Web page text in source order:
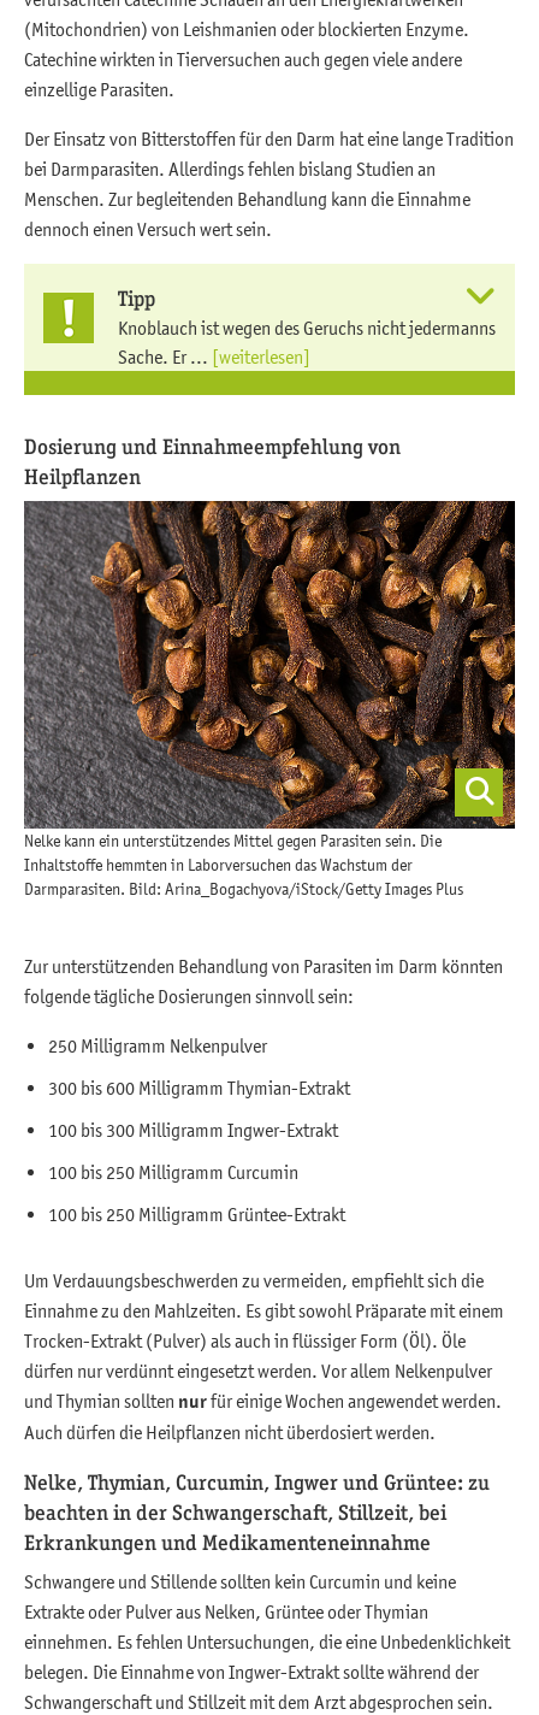
(Mitochondrien) von Leishmanien oder blockierten Enzyme.
Catechine wirkten in Tierversuchen auch gegen viele andere
einzellige Parasiten.
Der Einsatz von Bitterstoffen für den Darm hat eine lange Tradition
bei Darmparasiten. Allerdings fehlen bislang Studien an
Menschen. Zur begleitenden Behandlung kann die Einnahme
dennoch einen Versuch wert sein.
Tipp
Knoblauch ist wegen des Geruchs nicht jedermanns
Sache. Er ... [weiterlesen]
Dosierung und Einnahmeempfehlung von
Heilpflanzen
Nelke kann ein unterstützendes Mittel gegen Parasiten sein. Die
Inhaltstoffe hemmten in Laborversuchen das Wachstum der
Darmparasiten. Bild: Arina_Bogachyova/iStock/Getty Images Plus
Zur unterstützenden Behandlung von Parasiten im Darm könnten
folgende tägliche Dosierungen sinnvoll sein:
250 Milligramm Nelkenpulver
300 bis 600 Milligramm Thymian-Extrakt
100 bis 300 Milligramm Ingwer-Extrakt
100 bis 250 Milligramm Curcumin
100 bis 250 Milligramm Grüntee-Extrakt
Um Verdauungsbeschwerden zu vermeiden, empfiehlt sich die
Einnahme zu den Mahlzeiten. Es gibt sowohl Präparate mit einem
Trocken-Extrakt (Pulver) als auch in flüssiger Form (Öl). Öle
dürfen nur verdünnt eingesetzt werden. Vor allem Nelkenpulver
und Thymian sollten nurfür einige Wochen angewendet werden.
Auch dürfen die Heilpflanzen nicht überdosiert werden.
Nelke, Thymian, Curcumin, Ingwer und Grüntee: zu
beachten in der Schwangerschaft, Stillzeit, bei
Erkrankungen und Medikamenteneinnahme
Schwangere und Stillende sollten kein Curcumin und keine
Extrakte oder Pulver aus Nelken, Grüntee oder Thymian
einnehmen. Es fehlen Untersuchungen, die eine Unbedenklichkeit
belegen. Die Einnahme von Ingwer-Extrakt sollte während der
Schwangerschaft und Stillzeit mit dem Arzt abgesprochen sein.